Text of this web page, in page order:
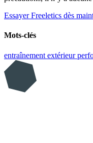
Essayer Freeletics dès
Mots-clés
entraînement extérieur